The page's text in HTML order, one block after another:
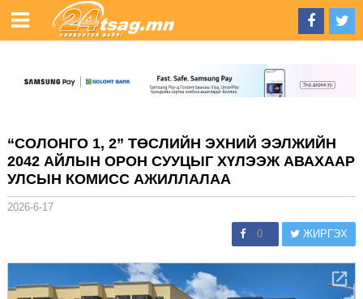
“СОЛОНГО 1, 2” ТӨСЛИЙН ЭХНИЙ ЭЭЛЖИЙН
2042 АЙЛЫН ОРОН СУУЦЫГ ХҮЛЭЭЖ АВАХААР
УЛСЫН КОМИСС АЖИЛЛАЛАА
2026-6-17
0 ЖИРГЭХ